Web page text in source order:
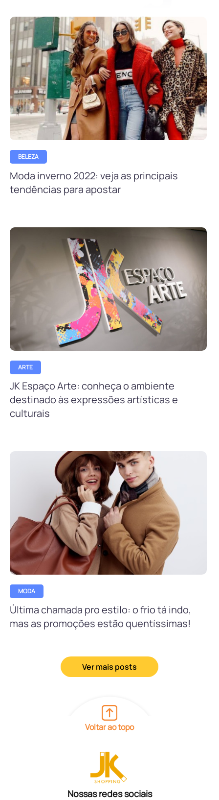
BELEZA
Moda inverno 2022: veja as principais
tendências para apostar
ARTE
JK Espaço Arte: conheça o ambiente
destinado às expressões artísticas e
culturais
MODA
Última chamada pro estilo: o frio tá indo,
mas as promoções estão quentíssimas!
Ver mais posts
Voltar ao topo
Nossas redes sociais